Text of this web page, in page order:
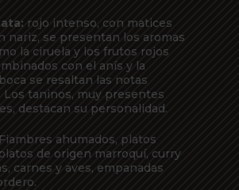
rojo intenso, con matices
nariz, se presentan los aromas
la ciruela y los frutos rojos
con el anís y la
se resaltan las notas
Los taninos, muy presentes
destacan su personalidad.
Fiambres ahumados, platos
de origen marroquí, curry
carnes y aves, empanadas